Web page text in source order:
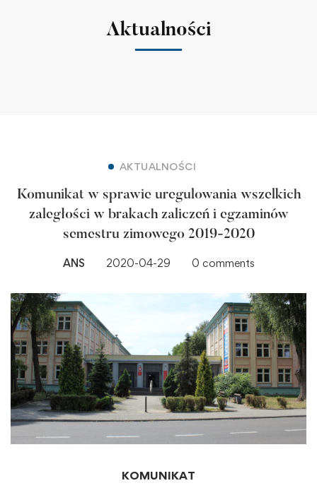
Aktualności
AKTUALNOŚCI
Komunikat w sprawie uregulowania wszelkich
zaległości w brakach zaliczeń i egzaminów
semestru zimowego 2019-2020
ANS 2020-04-29 0 comments
KOMUNIKAT